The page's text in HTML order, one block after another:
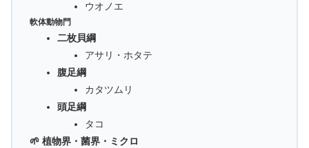
ウオノエ
軟体動物門
二枚貝綱
アサリ・ホタテ
腹足綱
カタツムリ
頭足綱
タコ
🌱 植物界・菌界・ミクロ